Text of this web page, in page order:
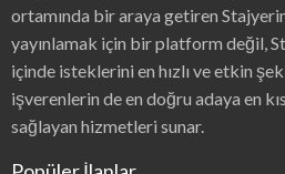
ortamında bir araya getiren
yayınlamak için bir platform değil,
içinde isteklerini en hızlı ve etkin
işverenlerin de en doğru adaya en
sağlayan hizmetleri sunar.